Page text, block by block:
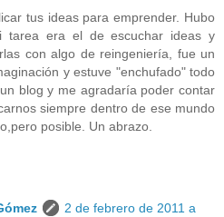
tus ideas para emprender. Hubo
tarea era el de escuchar ideas y
con algo de reingeniería, fue un
y estuve "enchufado" todo
blog y me agradaría poder contar
siempre dentro de ese mundo
posible. Un abrazo.
2 de febrero de 2011 a